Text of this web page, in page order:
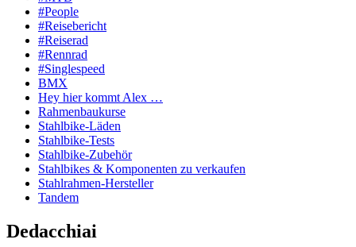
#People
#Reisebericht
#Reiserad
#Rennrad
#Singlespeed
BMX
Hey hier kommt Alex …
Rahmenbaukurse
Stahlbike-Läden
Stahlbike-Tests
Stahlbike-Zubehör
Stahlbikes & Komponenten zu verkaufen
Stahlrahmen-Hersteller
Tandem
Dedacchiai